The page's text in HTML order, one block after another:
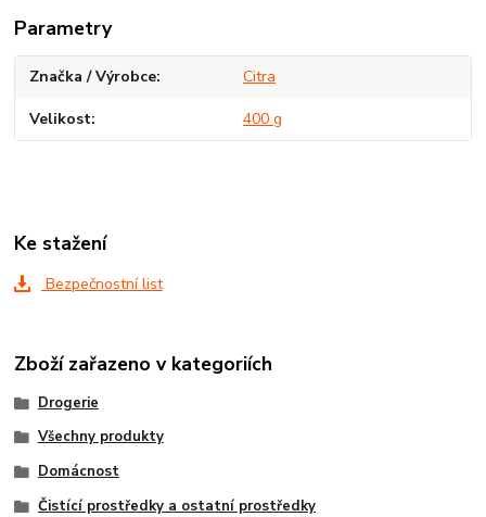
Parametry
Značka / Výrobce Citra
Velikost 400 g
Ke stažení
Bezpečnostní list
Zboží zařazeno v kategoriích
Drogerie
Všechny produkty
Domácnost
Čistící prostředky a ostatní prostředky